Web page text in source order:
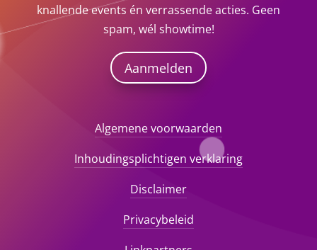
knallende events én verrassende acties. Geen
spam, wél showtime!
Aanmelden
Algemene voorwaarden
Inhoudingsplichtigen verklaring
Disclaimer
Privacybeleid